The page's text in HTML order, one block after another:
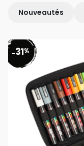
Nouveautés
-31%